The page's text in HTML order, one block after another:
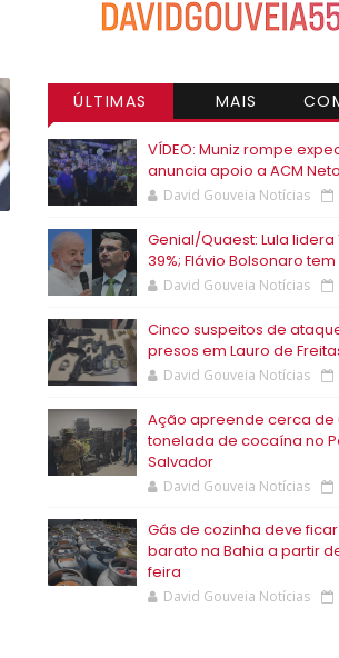
ÚLTIMAS
MAIS
VÍDEO: Muniz rompe
anuncia apoio a ACM Neto
David Gouveia Notícias
Genial/Quaest: Lula lidera
39%; Flávio Bolsonaro tem
David Gouveia Notícias
Cinco suspeitos de
presos em Lauro de
David Gouveia Notícias
Ação apreende cerca de
tonelada de cocaína no
Salvador
David Gouveia Notícias
Gás de cozinha deve
barato na Bahia a partir
feira
David Gouveia Notícias